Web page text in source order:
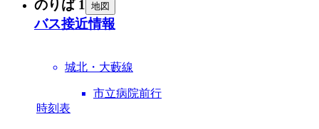
のりば 1 地図
バス接近情報
城北・大藪線
市立病院前行
時刻表